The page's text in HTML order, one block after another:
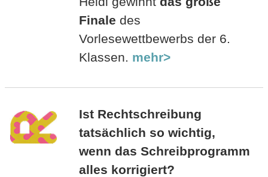
Finale des
Vorlesewettbewerbs der 6.
Klassen. mehr>
Ist Rechtschreibung
tatsächlich so wichtig,
wenn das Schreibprogramm
alles korrigiert?